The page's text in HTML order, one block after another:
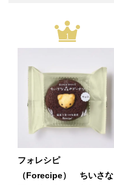
1
フォレシピ
（Forecipe） ちいさな